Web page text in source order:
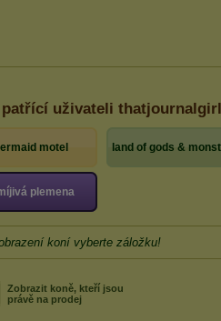
patřící uživateli thatjournalgirl
motel land of gods &
plemena
koní vyberte záložku!
Zobrazit koně, kteří jsou
právě na prodej